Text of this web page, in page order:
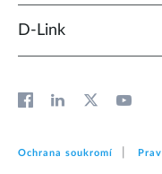
D‑Link
Ochrana soukromí